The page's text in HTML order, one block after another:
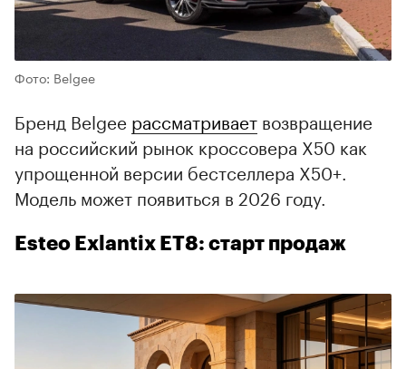
Фото: Belgee
Бренд Belgee рассматривает возвращение
на российский рынок кроссовера X50 как
упрощенной версии бестселлера X50+.
Модель может появиться в 2026 году.
Esteo Exlantix ET8: старт продаж